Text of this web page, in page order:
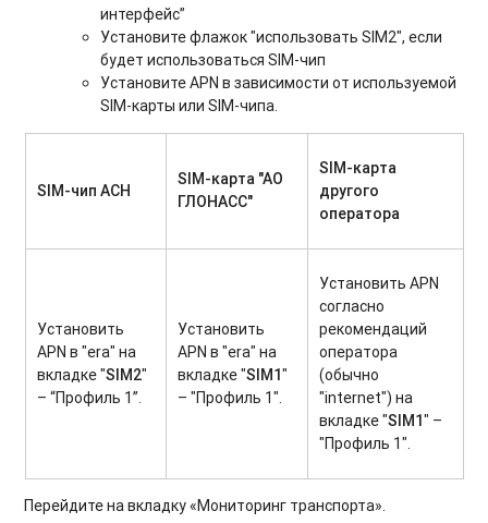
интерфейс”
Установите флажок "использовать SIM2", если
будет использоваться SIM-чип
Установите APN в зависимости от используемой
SIM-карты или SIM-чипа.
SIM-чип АСН
SIM-карта "АО
ГЛОНАСС"
SIM-карта
другого
оператора
Установить
APN в "era" на
вкладке "SIM2"
– “Профиль 1”.
Установить
APN в "era" на
вкладке "SIM1"
– "Профиль 1".
Установить APN
согласно
рекомендаций
оператора
(обычно
"internet") на
вкладке "SIM1" –
"Профиль 1".
Перейдите на вкладку «Мониторинг транспорта».